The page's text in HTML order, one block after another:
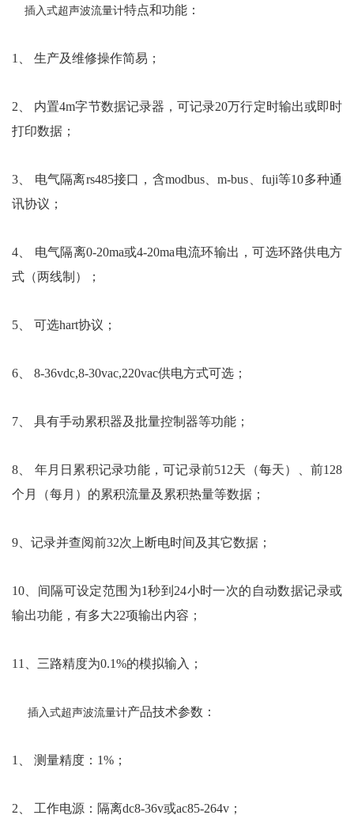
插入式超声波流量计特点和功能：
1、 生产及维修操作简易；
2、 内置4m字节数据记录器，可记录20万行定时输出或即时
打印数据；
3、 电气隔离rs485接口，含modbus、m-bus、fuji等10多种通
讯协议；
4、 电气隔离0-20ma或4-20ma电流环输出，可选环路供电方
式（两线制）；
5、 可选hart协议；
6 、 8-36vdc,8-30vac,220vac供电方式可选；
7、 具有手动累积器及批量控制器等功能；
8、 年月日累积记录功能，可记录前512天（每天）、前128
个月（每月）的累积流量及累积热量等数据；
9、记录并查阅前32次上断电时间及其它数据；
10、间隔可设定范围为1秒到24小时一次的自动数据记录或
输出功能，有多大22项输出内容；
11、三路精度为0.1%的模拟输入；
插入式超声波流量计产品技术参数：
1、 测量精度：1%；
2、 工作电源：隔离dc8-36v或ac85-264v；